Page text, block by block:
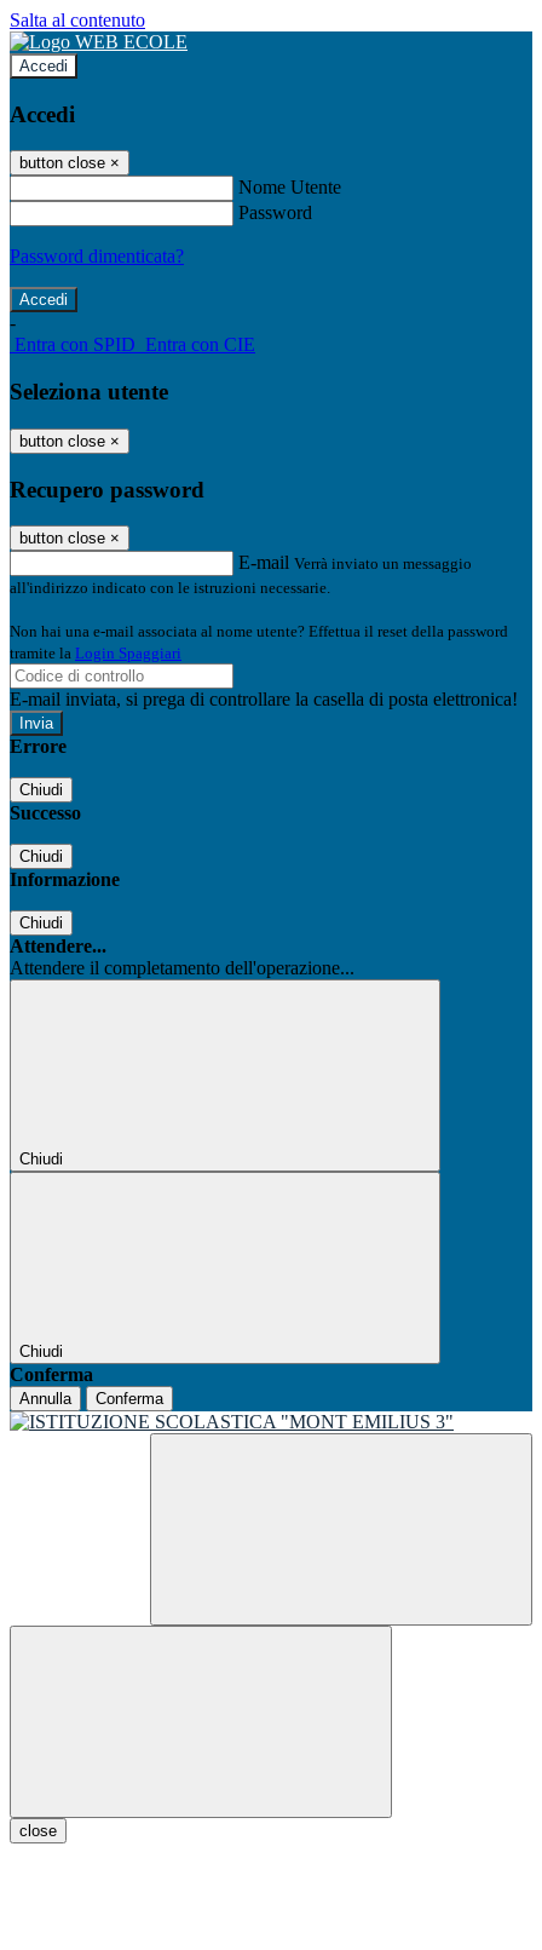
Salta al contenuto
Accedi
Accedi
button close ×
Nome Utente
Password
Password dimenticata?
-
Entra con SPID Entra con CIE
Seleziona utente
button close ×
Recupero password
button close ×
E-mail Verrà inviato un messaggio
all'indirizzo indicato con le istruzioni necessarie.
Non hai una e-mail associata al nome utente? Effettua il reset della password
tramite la Login Spaggiari
E-mail inviata, si prega di controllare la casella di posta elettronica!
Errore
Chiudi
Successo
Chiudi
Informazione
Chiudi
Attendere...
Attendere il completamento dell'operazione...
Chiudi
Chiudi
Conferma
Annulla Conferma
close